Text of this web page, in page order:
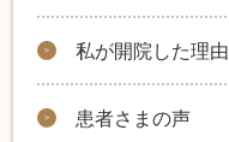
私が開院した理由
患者さまの声